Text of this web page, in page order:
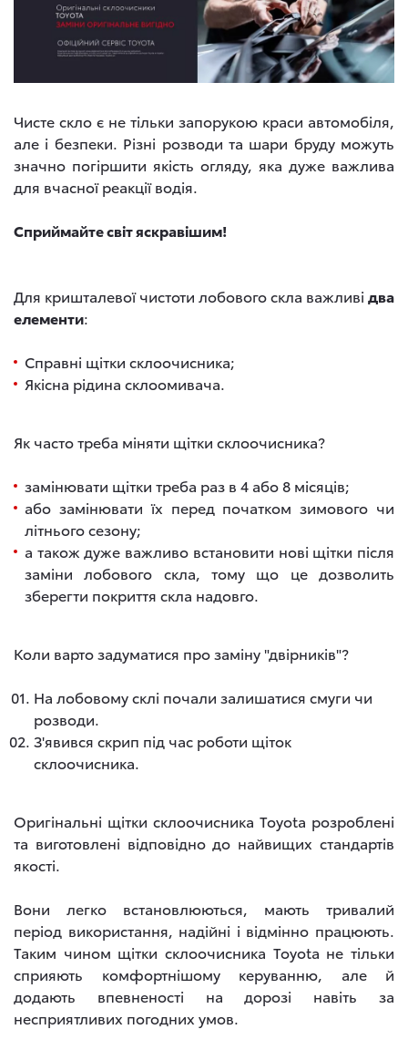
Чисте скло є не тільки запорукою краси автомобіля,
але і безпеки. Різні розводи та шари бруду можуть
значно погіршити якість огляду, яка дуже важлива
для вчасної реакції водія.
Сприймайте світ яскравішим!
Для кришталевої чистоти лобового скла важливі два
елементи:
Справні щітки склоочиcника;
Якісна рідина склоомивача.
Як часто треба міняти щітки склоочисника?
замінювати щітки треба раз в 4 або 8 місяців;
або замінювати їх перед початком зимового чи
літнього сезону;
а також дуже важливо встановити нові щітки після
заміни лобового скла, тому що це дозволить
зберегти покриття скла надовго.
Коли варто задуматися про заміну "двірників"?
На лобовому склі почали залишатися смуги чи
розводи.
З'явився скрип під час роботи щіток
склоочисника.
Оригінальні щітки склоочисника Toyota розроблені
та виготовлені відповідно до найвищих стандартів
якості.
Вони легко встановлюються, мають тривалий
період використання, надійні і відмінно працюють.
Таким чином щітки склоочисника Toyota не тільки
сприяють комфортнішому керуванню, але й
додають впевненості на дорозі навіть за
несприятливих погодних умов.